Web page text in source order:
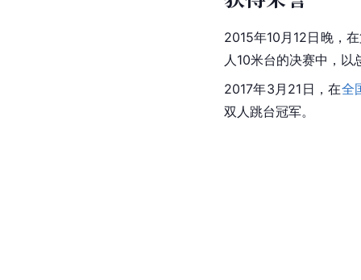
2015年10月12日晚，
人10米台的决赛中，以
2017年3月21日，在全
双人跳台冠军。